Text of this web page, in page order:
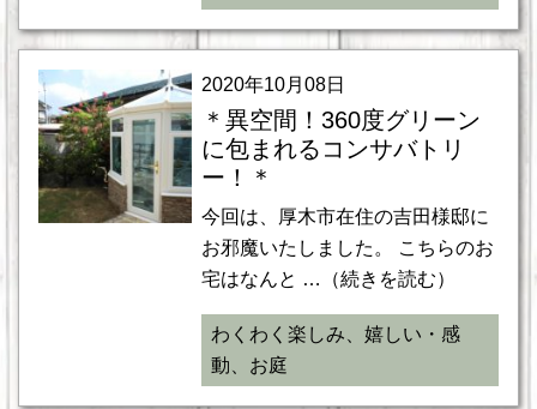
2020年10月08日
＊異空間！360度グリーン
に包まれるコンサバトリ
ー！＊
今回は、厚木市在住の吉田様邸に
お邪魔いたしました。 こちらのお
宅はなんと …（続きを読む）
わくわく楽しみ、嬉しい・感
動、お庭